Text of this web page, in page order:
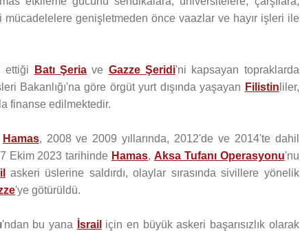
genişletmeden önce vaazlar ve hayır işleri ile
ettiği Batı Şeriave Gazze Şeridi'ni kapsayan topraklarda
Bakanlığı'na göre örgüt yurt dışında yaşayan Filistin liler,
finanse edilmektedir.
Hamas, 2008 ve 2009 yıllarında, 2012'de ve 2014'te dahil
Ekim 2023 tarihinde Hamas, Aksa Tufanı Operasyonu'nu
askeri üslerine saldırdı, olaylar sırasında sivillere yönelik
'ye götürüldü.
'ndan bu yana İsrail için en büyük askeri başarısızlık olarak